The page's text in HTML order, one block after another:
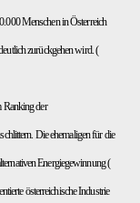
Menschen in Österreich
zurückgehen wird. (
Ranking der
Die ehemaligen für die
Energiegewinnung (
österreichische Industrie